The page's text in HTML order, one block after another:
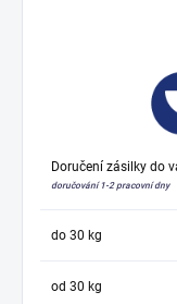
Doručení zásilky do
doručování 1-2 pracovní dny
do 30 kg
od 30 kg